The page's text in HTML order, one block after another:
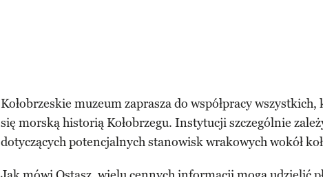
Kołobrzeskie muzeum zaprasza do współpracy
się morską historią Kołobrzegu. Instytucji szczególnie
dotyczących potencjalnych stanowisk wrakowych wokół